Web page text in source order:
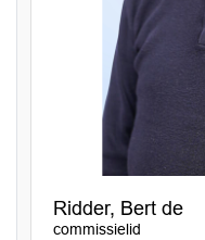
Ridder, Bert de
commissielid